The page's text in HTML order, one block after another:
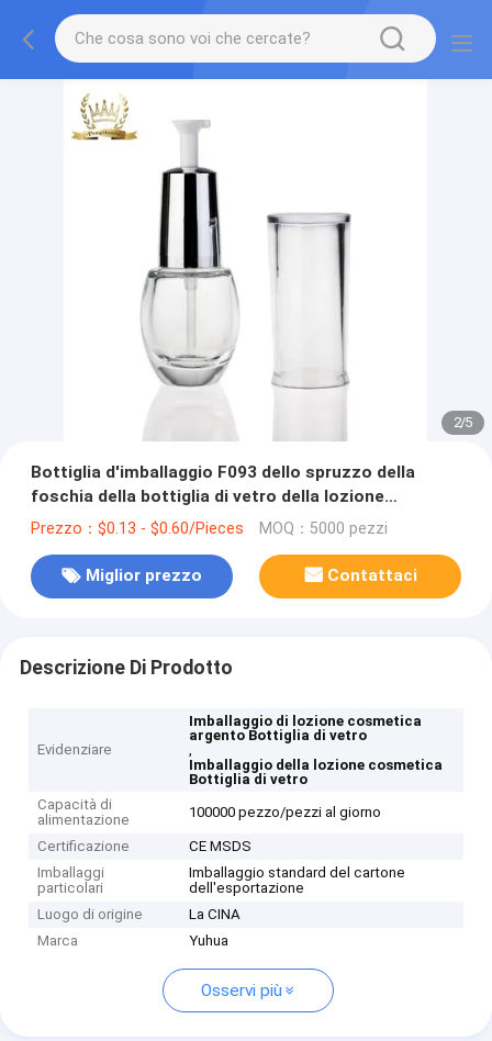
2/5
Bottiglia d'imballaggio F093 dello spruzzo della
foschia della bottiglia di vetro della lozione
cosmetica d'argento amichevole di Eco
Prezzo：$0.13 - $0.60/Pieces MOQ：5000 pezzi
Miglior prezzo Contattaci
Descrizione Di Prodotto
Evidenziare
Imballaggio di lozione cosmetica
argento Bottiglia di vetro
,
Imballaggio della lozione cosmetica
Bottiglia di vetro
Capacità di
alimentazione
100000 pezzo/pezzi al giorno
Certificazione
CE MSDS
Imballaggi
particolari
Imballaggio standard del cartone
dell'esportazione
Luogo di origine
La CINA
Marca
Yuhua
Osservi più